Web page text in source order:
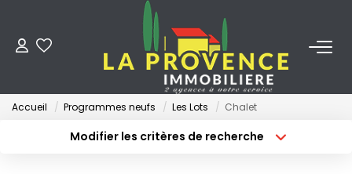
ACHETER
Accueil Programmes neufs Les Lots Chalet
Modifier les critères de recherche